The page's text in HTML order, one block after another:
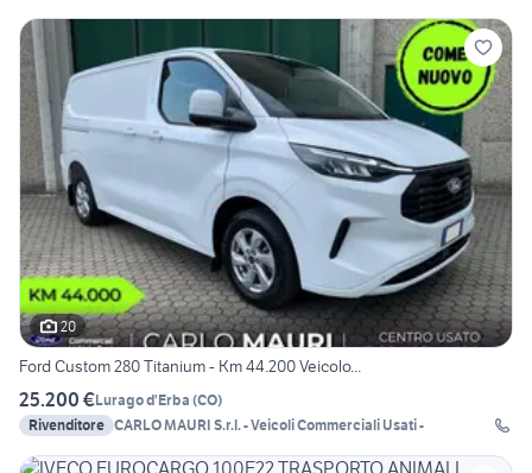
20
Ford Custom 280 Titanium - Km 44.200 Veicolo...
25.200 €Lurago d'Erba (CO)
Rivenditore CARLO MAURI S.r.l. - Veicoli Commerciali Usati -